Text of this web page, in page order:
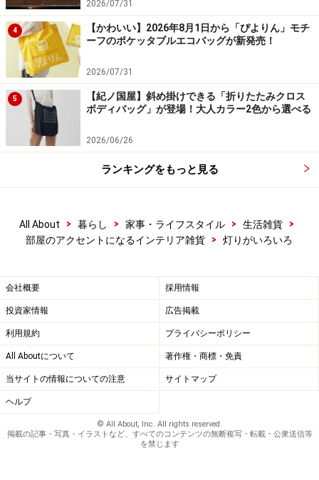
2026/07/31
4
【かわいい】2026年8月1日から「ぴよりん」モチ
ーフのポケッタブルエコバッグが新発売！
2026/07/31
5
【紀ノ国屋】斜め掛けできる「折りたたみクロス
ボディバッグ」が登場！大人カラー2色から選べる
2026/06/26
ランキングをもっと見る
All About > 暮らし > 家事・ライフスタイル > 生活雑貨
>
部屋のアクセントになるインテリア雑貨
> 灯りがいろいろ
会社概要 採用情報
投資家情報 広告掲載
利用規約 プライバシーポリシー
All Aboutについて 著作権・商標・免責
当サイトの情報についての注意 サイトマップ
ヘルプ
© All About, Inc. All rights reserved.
掲載の記事・写真・イラストなど、すべてのコンテンツの無断複写・転載・公衆送信等
を禁じます